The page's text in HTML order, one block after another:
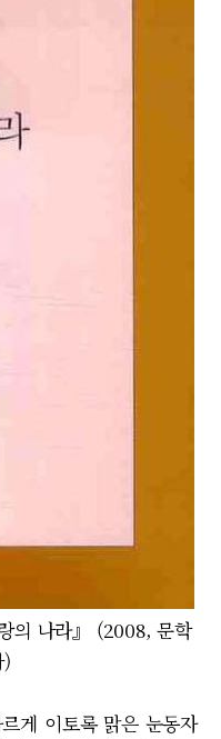
의 나라』 (2008, 문학
게 이토록 맑은 눈동자